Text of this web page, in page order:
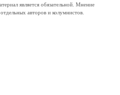
является обязательной. Мнение
авторов и колумнистов.